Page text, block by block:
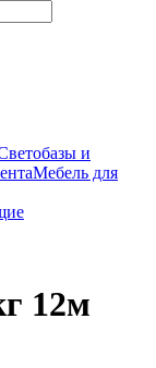
и
Мебель для
12м